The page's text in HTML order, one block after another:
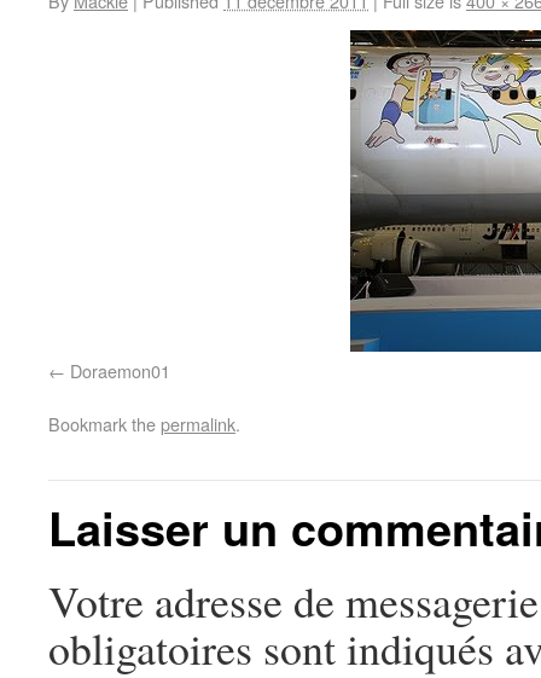
Doraemon01
Bookmark thepermalink.
Laisser un
Votre adresse de
obligatoires sont indiqués